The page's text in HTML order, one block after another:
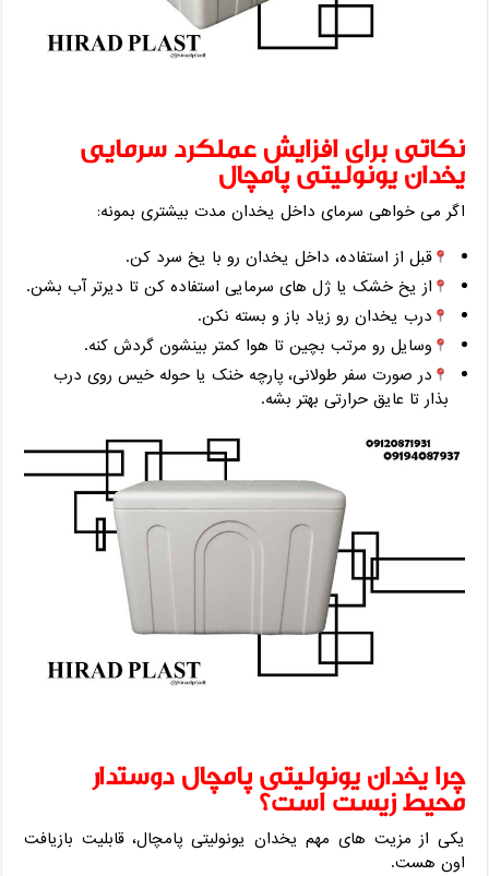
نکاتی برای افزایش عملکرد سرمایی
یخدان یونولیتی پامچال
اگر می‌ خواهی سرمای داخل یخدان مدت بیشتری بمونه:
قبل از استفاده، داخل یخدان رو با یخ ‌سرد کن.
از یخ خشک یا ژل ‌های سرمایی استفاده کن تا دیرتر آب بشن.
درب یخدان رو زیاد باز و بسته نکن.
وسایل رو مرتب بچین تا هوا کمتر بینشون گردش کنه.
در صورت سفر طولانی، پارچه خنک یا حوله خیس روی درب
بذار تا عایق حرارتی بهتر بشه.
چرا یخدان یونولیتی پامچال دوستدار
محیط زیست است؟
یکی از مزیت ‌های مهم یخدان یونولیتی پامچال، قابلیت بازیافت
اون هست.